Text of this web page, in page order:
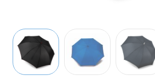
Schoenen
Sweaters